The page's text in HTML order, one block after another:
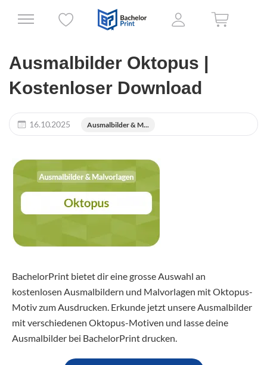
Ausmalbilder Oktopus |
Kostenloser Download
16.10.2025 Ausmalbilder & M...
BachelorPrint bietet dir eine grosse Auswahl an
kostenlosen Ausmalbildern und Malvorlagen mit Oktopus-
Motiv zum Ausdrucken. Erkunde jetzt unsere Ausmalbilder
mit verschiedenen Oktopus-Motiven und lasse deine
Ausmalbilder bei BachelorPrint drucken.